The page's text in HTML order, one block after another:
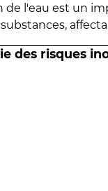
de l'eau est un
des risques